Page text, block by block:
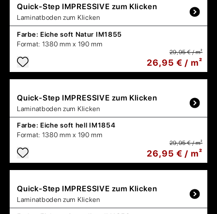
Quick-Step IMPRESSIVE zum Klicken
Laminatboden zum Klicken
Farbe: Eiche soft Natur IM1855
Format: 1380 mm x 190 mm
29,95 € / m²
26,95 € / m²
Quick-Step IMPRESSIVE zum Klicken
Laminatboden zum Klicken
Farbe: Eiche soft hell IM1854
Format: 1380 mm x 190 mm
29,95 € / m²
26,95 € / m²
Quick-Step IMPRESSIVE zum Klicken
Laminatboden zum Klicken